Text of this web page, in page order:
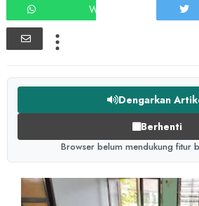
WHATSAPP
Dengarkan
Berhenti
Browser belum mendukung fitur